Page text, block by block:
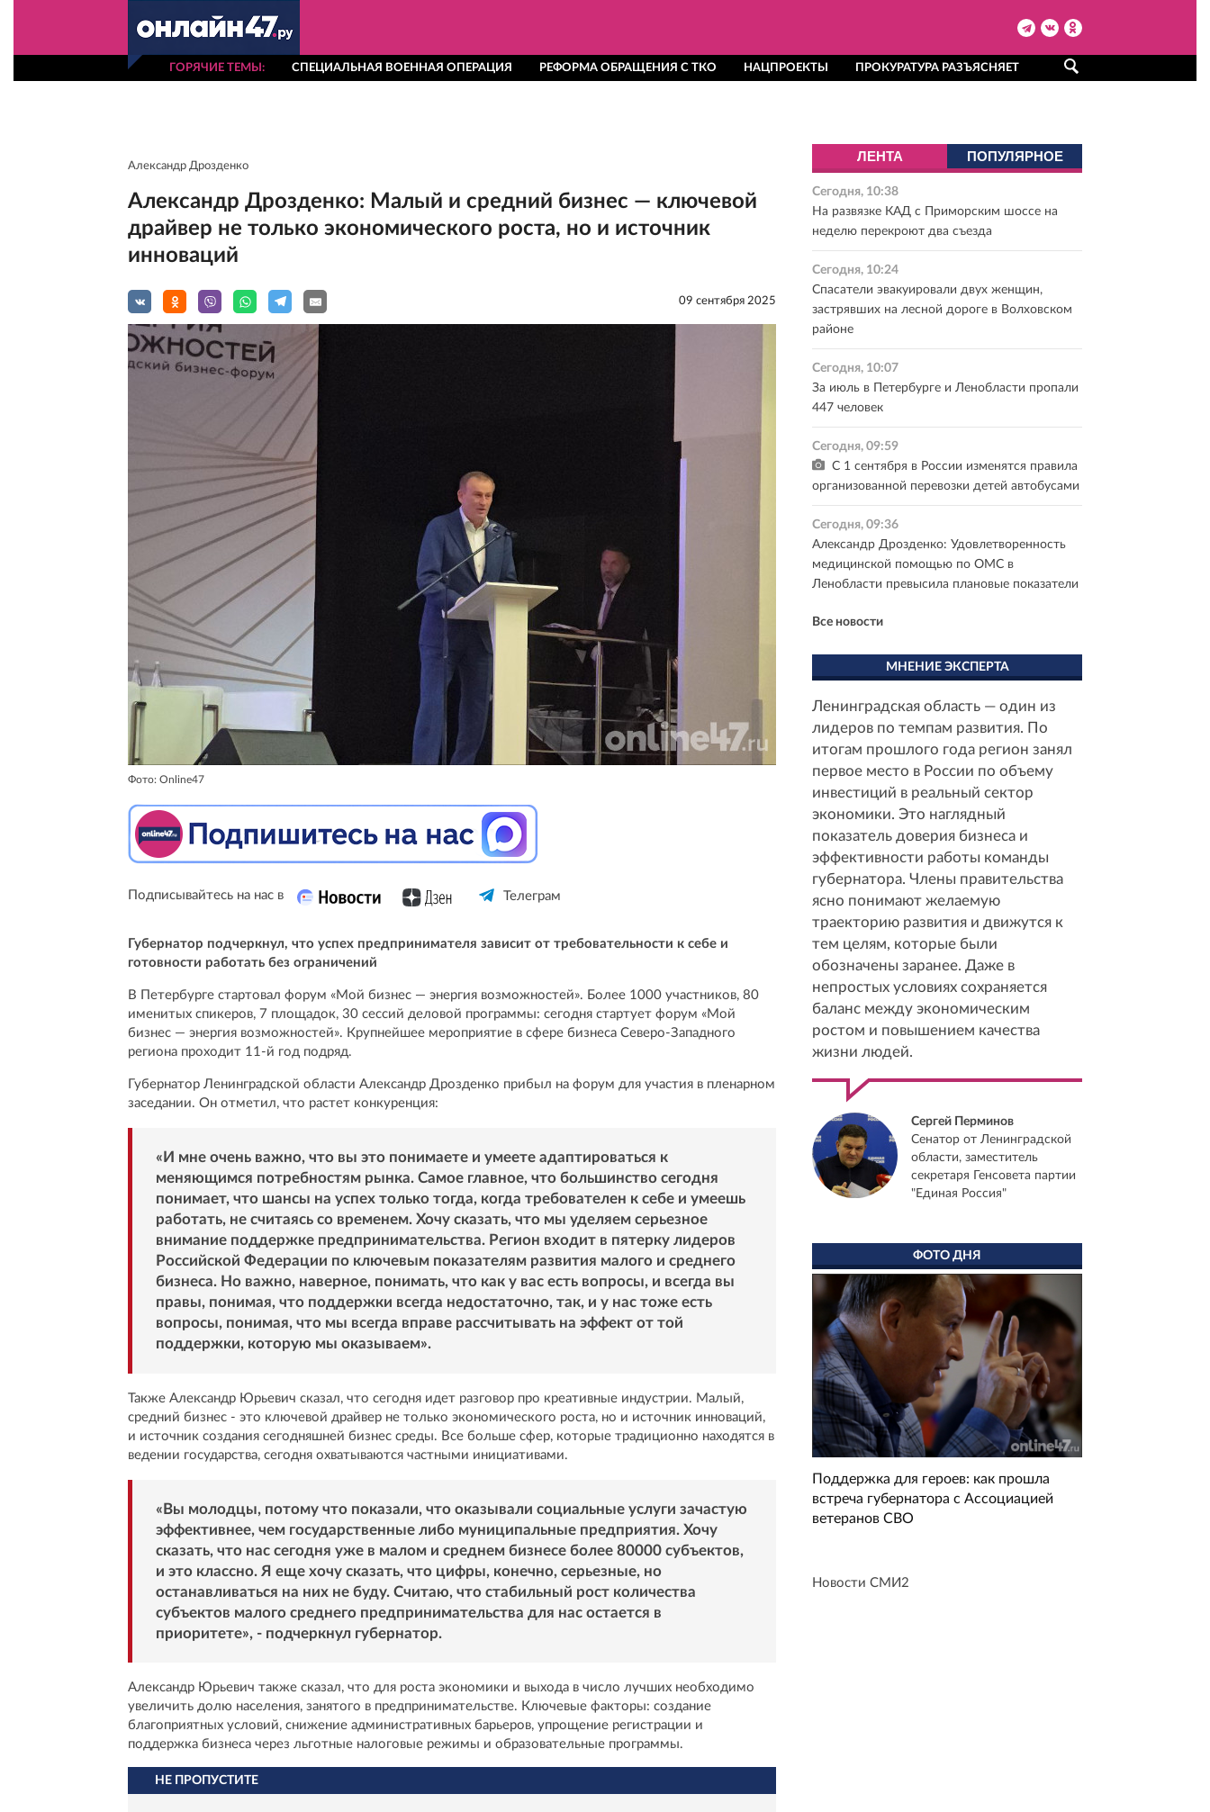
ГОРЯЧИЕ ТЕМЫ СПЕЦИАЛЬНАЯ ВОЕННАЯ ОПЕРАЦИЯ РЕФОРМА ОБРАЩЕНИЯ С ТКО НАЦПРОЕКТЫ ПРОКУРАТУРА РАЗЪЯСНЯЕТ
Александр Дрозденко
Александр Дрозденко: Малый и средний бизнес — ключевой
драйвер не только экономического роста, но и источник
инноваций
09 сентября 2025
Фото: Online47
Подписывайтесь на нас в Телеграм
Губернатор подчеркнул, что успех предпринимателя зависит от требовательности к себе и
готовности работать без ограничений
В Петербурге стартовал форум «Мой бизнес — энергия возможностей». Более 1000 участников, 80
именитых спикеров, 7 площадок, 30 сессий деловой программы: сегодня стартует форум «Мой
бизнес — энергия возможностей». Крупнейшее мероприятие в сфере бизнеса Северо-Западного
региона проходит 11-й год подряд.
Губернатор Ленинградской области Александр Дрозденко прибыл на форум для участия в пленарном
заседании. Он отметил, что растет конкуренция:
«И мне очень важно, что вы это понимаете и умеете адаптироваться к
меняющимся потребностям рынка. Самое главное, что большинство сегодня
понимает, что шансы на успех только тогда, когда требователен к себе и умеешь
работать, не считаясь со временем. Хочу сказать, что мы уделяем серьезное
внимание поддержке предпринимательства. Регион входит в пятерку лидеров
Российской Федерации по ключевым показателям развития малого и среднего
бизнеса. Но важно, наверное, понимать, что как у вас есть вопросы, и всегда вы
правы, понимая, что поддержки всегда недостаточно, так, и у нас тоже есть
вопросы, понимая, что мы всегда вправе рассчитывать на эффект от той
поддержки, которую мы оказываем».
Также Александр Юрьевич сказал, что сегодня идет разговор про креативные индустрии. Малый,
средний бизнес - это ключевой драйвер не только экономического роста, но и источник инноваций,
и источник создания сегодняшней бизнес среды. Все больше сфер, которые традиционно находятся в
ведении государства, сегодня охватываются частными инициативами.
«Вы молодцы, потому что показали, что оказывали социальные услуги зачастую
эффективнее, чем государственные либо муниципальные предприятия. Хочу
сказать, что нас сегодня уже в малом и среднем бизнесе более 80000 субъектов,
и это классно. Я еще хочу сказать, что цифры, конечно, серьезные, но
останавливаться на них не буду. Считаю, что стабильный рост количества
субъектов малого среднего предпринимательства для нас остается в
приоритете», - подчеркнул губернатор.
Александр Юрьевич также сказал, что для роста экономики и выхода в число лучших необходимо
увеличить долю населения, занятого в предпринимательстве. Ключевые факторы: создание
благоприятных условий, снижение административных барьеров, упрощение регистрации и
поддержка бизнеса через льготные налоговые режимы и образовательные программы.
НЕ ПРОПУСТИТЕ
ЛЕНТА ПОПУЛЯРНОЕ
Сегодня, 10:38
На развязке КАД с Приморским шоссе на
неделю перекроют два съезда
Сегодня, 10:24
Спасатели эвакуировали двух женщин,
застрявших на лесной дороге в Волховском
районе
Сегодня, 10:07
За июль в Петербурге и Ленобласти пропали
447 человек
Сегодня, 09:59
С 1 сентября в России изменятся правила
организованной перевозки детей автобусами
Сегодня, 09:36
Александр Дрозденко: Удовлетворенность
медицинской помощью по ОМС в
Ленобласти превысила плановые показатели
Все новости
МНЕНИЕ ЭКСПЕРТА
Ленинградская область — один из
лидеров по темпам развития. По
итогам прошлого года регион занял
первое место в России по объему
инвестиций в реальный сектор
экономики. Это наглядный
показатель доверия бизнеса и
эффективности работы команды
губернатора. Члены правительства
ясно понимают желаемую
траекторию развития и движутся к
тем целям, которые были
обозначены заранее. Даже в
непростых условиях сохраняется
баланс между экономическим
ростом и повышением качества
жизни людей.
Сергей Перминов
Сенатор от Ленинградской
области, заместитель
секретаря Генсовета партии
"Единая Россия"
ФОТО ДНЯ
Поддержка для героев: как прошла
встреча губернатора с Ассоциацией
ветеранов СВО
Новости СМИ2